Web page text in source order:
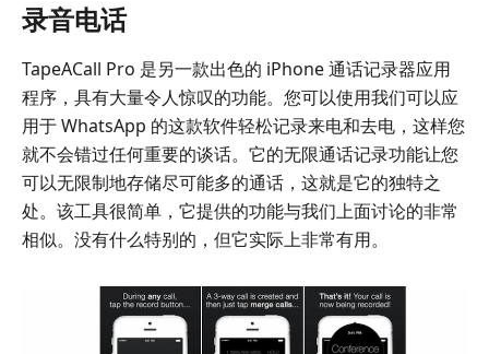
录音电话
TapeACall Pro 是另一款出色的 iPhone 通话记录器应用
程序，具有大量令人惊叹的功能。您可以使用我们可以应
用于 WhatsApp 的这款软件轻松记录来电和去电，这样您
就不会错过任何重要的谈话。它的无限通话记录功能让您
可以无限制地存储尽可能多的通话，这就是它的独特之
处。该工具很简单，它提供的功能与我们上面讨论的非常
相似。没有什么特别的，但它实际上非常有用。